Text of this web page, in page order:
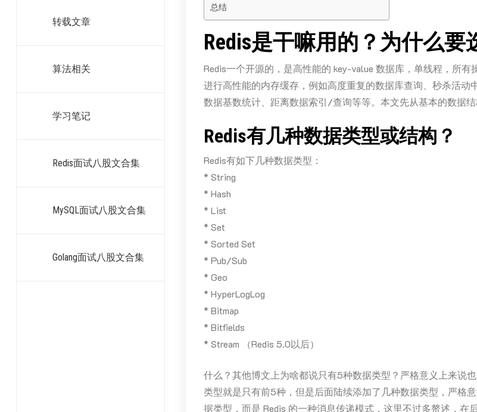
转载文章
算法相关
学习笔记
Redis面试八股文合集
MySQL面试八股文合集
Golang面试八股文合集
总结
Redis是干嘛用的？为什么要
Redis一个开源的，是高性能的 key-value 数据库，单线程，所有
进行高性能的内存缓存，例如高度重复的数据库查询、秒杀活动
数据基数统计、距离数据索引/查询等等。本文先从基本的数据结
Redis有几种数据类型或结构？
Redis有如下几种数据类型：
* String
* Hash
* List
* Set
* Sorted Set
* Pub/Sub
* Geo
* HyperLogLog
* Bitmap
* Bitfields
* Stream （Redis 5.0以后）
什么？其他博文上为啥都说只有5种数据类型？严格意义上来说
类型就是只有前5种，但是后面陆续添加了几种数据类型，严格
据类型，而是 Redis 的一种消息传递模式，这里不过多赘述，在